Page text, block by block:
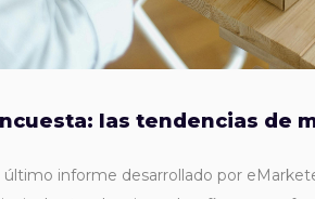
las tendencias de
último informe desarrollado por